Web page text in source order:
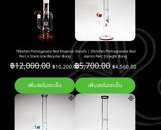
18Inches Pomeganate Red Imperial
Perc x Stem-line Recycler Bong
ราคาปกติ
฿12,000.00 ราคาขายลด
฿10,200.00
เพิ่มลงในรถเข็น
บ้องแก้ว | 20inches Pomegranate Red
4arms Perc Straight Bong
ราคาปกติ
฿5,700.00 ราคาขายลด
฿4,560.00
เพิ่มลงในรถเข็น